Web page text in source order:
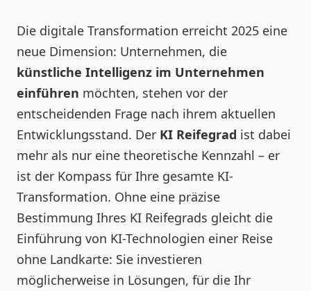
Die digitale Transformation erreicht 2025 eine
neue Dimension: Unternehmen, die
künstliche Intelligenz im Unternehmen
einführen möchten, stehen vor der
entscheidenden Frage nach ihrem aktuellen
Entwicklungsstand. Der KI Reifegrad ist dabei
mehr als nur eine theoretische Kennzahl – er
ist der Kompass für Ihre gesamte KI-
Transformation. Ohne eine präzise
Bestimmung Ihres KI Reifegrads gleicht die
Einführung von KI-Technologien einer Reise
ohne Landkarte: Sie investieren
möglicherweise in Lösungen, für die Ihr